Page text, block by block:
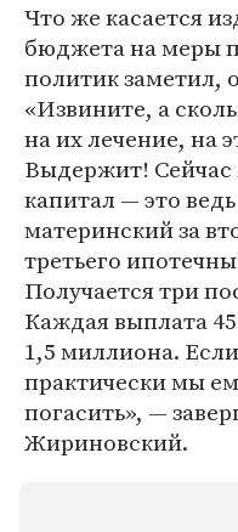
Что же касается
бюджета на меры
политик заметил,
«Извините, а
на их лечение, на
Выдержит!
капитал — это
материнский за
третьего
Получается три
Каждая выплата
1,5 миллиона.
практически мы
погасить», —
Жириновский.